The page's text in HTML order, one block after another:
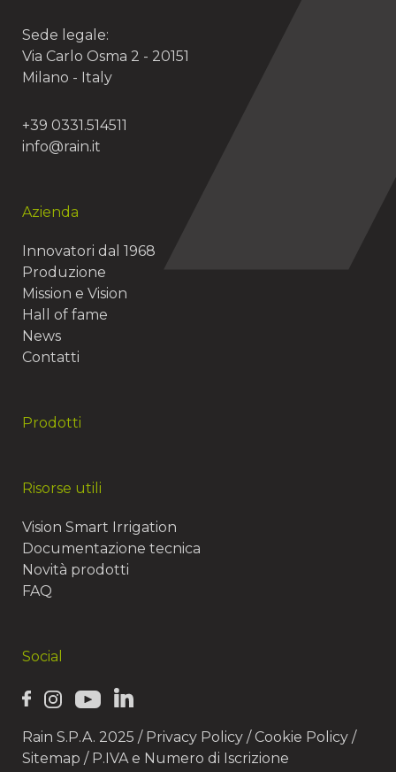
Sede legale:
Via Carlo Osma 2 - 20151
Milano - Italy
+39 0331.514511
info@rain.it
Azienda
Innovatori dal 1968
Produzione
Mission e Vision
Hall of fame
News
Contatti
Prodotti
Risorse utili
Vision Smart Irrigation
Documentazione tecnica
Novità prodotti
FAQ
Social
Rain S.P.A. 2025 / Privacy Policy / Cookie Policy /
Sitemap / P.IVA e Numero di Iscrizione